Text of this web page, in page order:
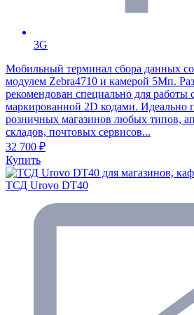
3G
Мобильный терминал сбора данных
модулем Zebra4710 и камерой 5Мп.
рекомендован специально для работы
маркированной 2D кодами. Идеально
розничных магазинов любых типов,
складов, почтовых сервисов...
32 700 ₽
Купить
ТСД Urovo DT40